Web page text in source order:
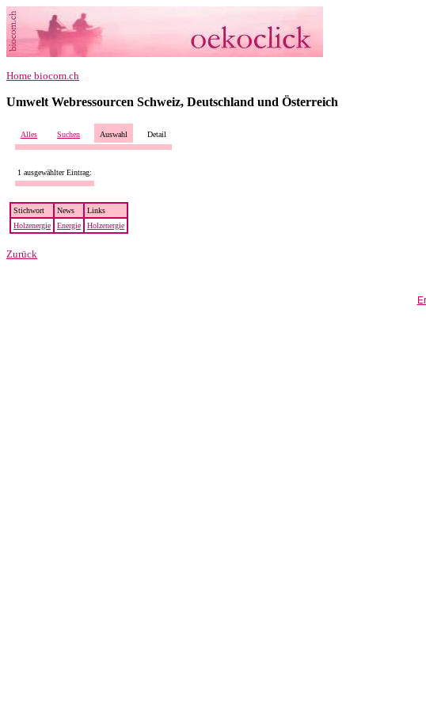
Home biocom.ch
Umwelt Webressourcen Schweiz, Deutschland und Österreich
Alles Suchen Auswahl Detail
1 ausgewählter Eintrag:
Stichwort News
Links
Holzenergie
Energie Holzenergie
Zurück